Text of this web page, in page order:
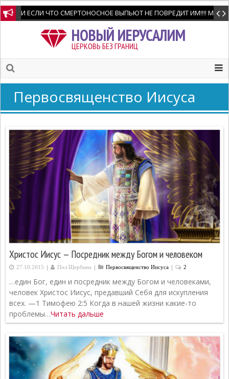
И ЕСЛИ ЧТО СМЕРТОНОСНОЕ ВЫПЬЮТ НЕ ПОВРЕДИТ ИМ!!!! Мне
НОВЫЙ ИЕРУСАЛИМ
ЦЕРКОВЬ БЕЗ ГРАНИЦ
Первосвященcтво Иисуса
Христос Иисус — Посредник между Богом и человеком
27.10.2015 | Пол Щербина | Первосвященcтво Иисуса | 2
…един Бог, един и посредник между Богом и человеками,
человек Христос Иисус, предавший Себя для искупления
всех. —1 Тимофею 2:5 Когда в нашей жизни какие-то
проблемы…Читать дальше